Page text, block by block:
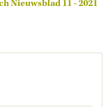
Nieuwsblad 11 - 2021